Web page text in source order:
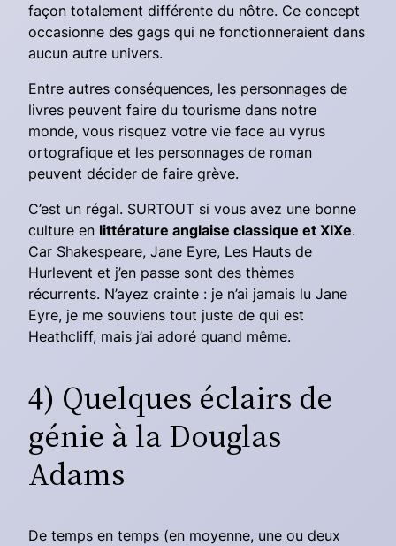
façon totalement différente du nôtre. Ce concept
occasionne des gags qui ne fonctionneraient dans
aucun autre univers.
Entre autres conséquences, les personnages de
livres peuvent faire du tourisme dans notre
monde, vous risquez votre vie face au vyrus
ortografique et les personnages de roman
peuvent décider de faire grève.
C’est un régal. SURTOUT si vous avez une bonne
culture en littérature anglaise classique et XIXe.
Car Shakespeare, Jane Eyre, Les Hauts de
Hurlevent et j’en passe sont des thèmes
récurrents. N’ayez crainte : je n’ai jamais lu Jane
Eyre, je me souviens tout juste de qui est
Heathcliff, mais j’ai adoré quand même.
4) Quelques éclairs de
génie à la Douglas
Adams
De temps en temps (en moyenne, une ou deux